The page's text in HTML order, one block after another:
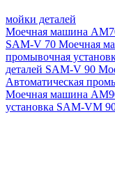
мойки деталей
Моечная машина
SAM-V 70 Моечная
промывочная
деталей SAM-V 90
Автоматическая
Моечная машина
установка SAM-VM